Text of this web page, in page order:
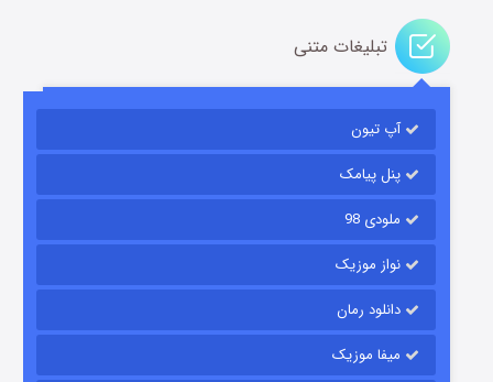
تبلیغات متنی
آپ تیون
پنل پیامک
ملودی 98
نواز موزیک
دانلود رمان
میفا موزیک